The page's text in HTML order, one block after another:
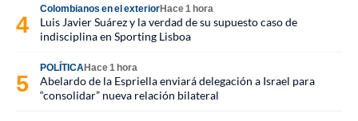
Colombianos en el exteriorHace 1 hora
Luis Javier Suárez y la verdad de su supuesto caso de
indisciplina en Sporting Lisboa
POLÍTICAHace 1 hora
Abelardo de la Espriella enviará delegación a Israel para
“consolidar” nueva relación bilateral